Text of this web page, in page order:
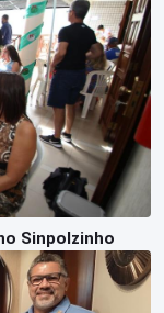
Sinpolzinho